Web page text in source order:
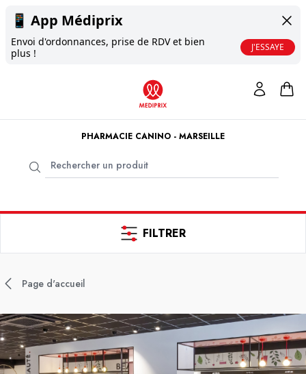
📱 App Médiprix
Envoi d'ordonnances, prise de RDV et bien
plus !
J'ESSAYE
PHARMACIE CANINO - MARSEILLE
FILTRER
Page d'accueil